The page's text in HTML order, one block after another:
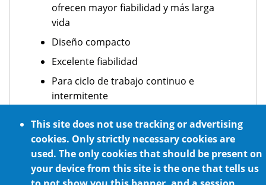
ofrecen mayor fiabilidad y más larga
vida
Diseño compacto
Excelente fiabilidad
Para ciclo de trabajo continuo e
intermitente
Opcionalmente, lubricado con grasa
alimentaria certificada NFS H1
Montaje en cualquier posición
This site does not use tracking or advertising
cookies. Only strictly necessary cookies are
used. The only cookies that should be present on
your device from this site is the one that tells us